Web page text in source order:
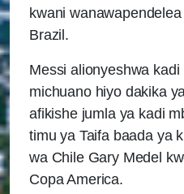
kwani
Brazil.
Messi alionyeshwa
michuano hiyo dakika
afikishe jumla ya kadi
timu ya Taifa baada ya
wa Chile Gary Medel
Copa America.